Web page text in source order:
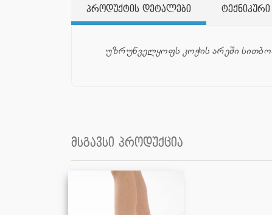
პროდუქტის დეტალები
უზრუნველყოფს კოჭის არეში
მსგავსი პროდუქცია